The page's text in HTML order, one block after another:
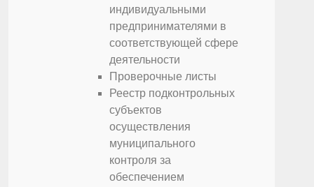
индивидуальными
предпринимателями в
соответствующей сфере
деятельности
Проверочные листы
Реестр подконтрольных
субъектов
осуществления
муниципального
контроля за
обеспечением